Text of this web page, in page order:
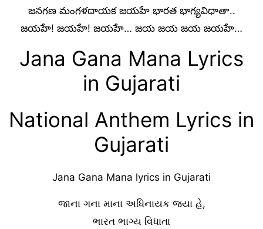
జనగణ మంగళదాయక జయహే భారత భాగ్యవిధాతా..
జయహే! జయహే! జయహే… జయ జయ జయ జయహే…
Jana Gana Mana Lyrics
in Gujarati
National Anthem Lyrics in
Gujarati
Jana Gana Mana lyrics in Gujarati
જાના ગના માના અધિનાયક જયા હે,
ભારત ભાગ્ય વિધાતા